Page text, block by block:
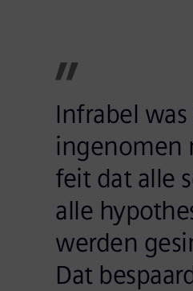
Infrabel
ingenomen
feit dat alle
alle
werden
Dat